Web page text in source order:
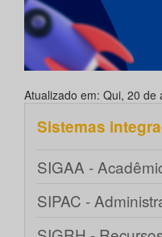
Atualizado em: Qui, 20 de
Sistemas
SIGAA -
SIPAC -